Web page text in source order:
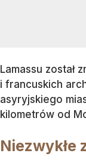
Lamassu został
i francuskich
asyryjskiego
kilometrów od
Niezwykłe